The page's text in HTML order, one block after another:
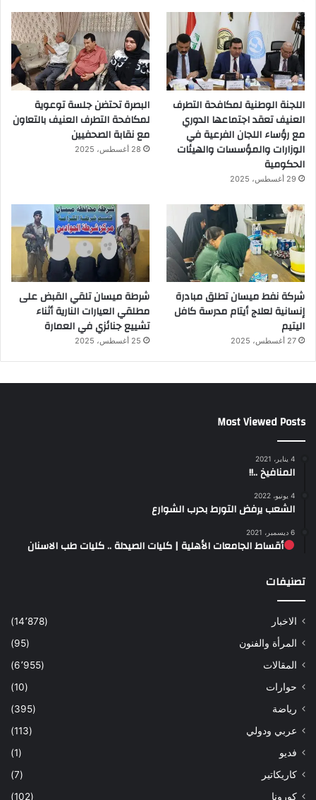
اللجنة الوطنية لمكافحة التطرف
العنيف تعقد اجتماعها الدوري
مع رؤساء اللجان الفرعية في
الوزارات والمؤسسات والهيئات
الحكومية
29 أغسطس، 2025
البصرة تحتضن جلسة توعوية
لمكافحة التطرف العنيف بالتعاون
مع نقابة الصحفيين
28 أغسطس، 2025
شركة نفط ميسان تطلق مبادرة
إنسانية لعلاج أيتام مدرسة كافل
اليتيم
27 أغسطس، 2025
شرطة ميسان تلقي القبض على
مطلقي العيارات النارية أثناء
تشييع جنائزي في العمارة
25 أغسطس، 2025
Most Viewed Posts
4 يناير، 2021
المنافيخ ..!!
4 يونيو، 2022
الشعب يرفض التورط بحرب الشوارع
6 ديسمبر، 2021
أقساط الجامعات الأهلية | كليات الصيدلة .. كليات طب الاسنان
تصنيفات
الاخبار
(14٬878)
المرأة والفنون
(95)
المقالات
(6٬955)
حوارات
(10)
رياضة
(395)
عربي ودولي
(113)
فديو
(1)
كاريكاتير
(7)
كورونا
(102)